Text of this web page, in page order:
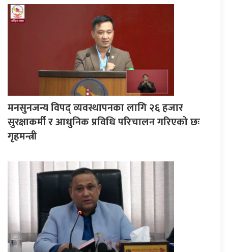
मनसुनजन्य विपद् व्यवस्थापनका लागि २६ हजार
सुरक्षाकर्मी र आधुनिक प्रविधि परिचालन गरिएको छः
गृहमन्त्री